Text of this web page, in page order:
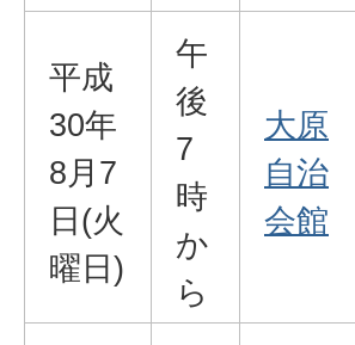
平成
30年
8月7
日(火
曜日)
午
後
7
時
か
ら
大原
自治
会館